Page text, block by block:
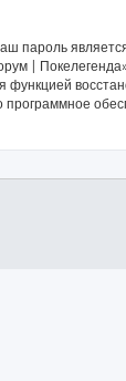
пароль
|
функцией